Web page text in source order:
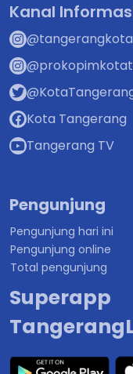
Kanal
@tangerangkota
Kota Tangerang
Tangerang TV
Pengunjung
Pengunjung hari ini
Pengunjung online
Total pengunjung
Superapp